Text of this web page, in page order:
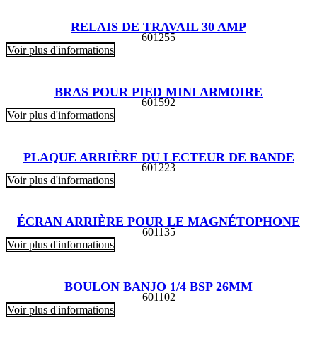
RELAIS DE TRAVAIL 30 AMP
601255
Voir plus d'informations
BRAS POUR PIED MINI ARMOIRE
601592
Voir plus d'informations
PLAQUE ARRIÈRE DU LECTEUR DE BANDE
601223
Voir plus d'informations
ÉCRAN ARRIÈRE POUR LE MAGNÉTOPHONE
601135
Voir plus d'informations
BOULON BANJO 1/4 BSP 26MM
601102
Voir plus d'informations